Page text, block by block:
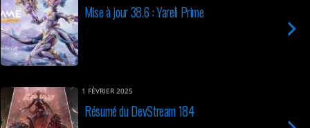
Mise à jour 38.6 : Yareli Prime
1 FÉVRIER 2025
Résumé du DevStream 184